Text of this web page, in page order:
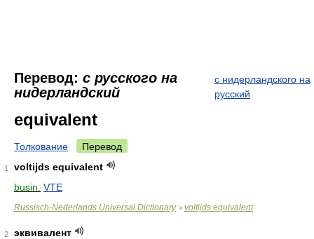
Перевод: с русского на
нидерландский
с нидерландского на
русский
equivalent
Толкование Перевод
1
voltijds equivalent
busin. VTE
Russisch-Nederlands Universal Dictionary> voltijds equivalent
2
эквивалент